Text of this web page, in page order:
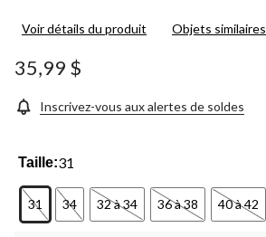
Voir détails du produit Objets similaires
35,99 $
Inscrivez-vous aux alertes de soldes
Taille:31
31 34 32 à 34 36 à 38 40 à 42